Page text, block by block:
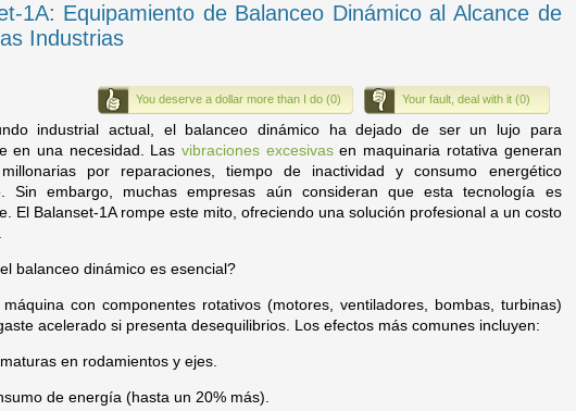
1A: Equipamiento de Balanceo Dinámico al Alcance de
Industrias
You deserve a dollar more than I do (0) Your fault, deal with it (0)
industrial actual, el balanceo dinámico ha dejado de ser un lujo para
en una necesidad. Las vibraciones excesivasen maquinaria rotativa generan
por reparaciones, tiempo de inactividad y consumo energético
Sin embargo, muchas empresas aún consideran que esta tecnología es
El Balanset-1A rompe este mito, ofreciendo una solución profesional a un costo
balanceo dinámico es esencial?
máquina con componentes rotativos (motores, ventiladores, bombas, turbinas)
acelerado si presenta desequilibrios. Los efectos más comunes incluyen:
en rodamientos y ejes.
de energía (hasta un 20% más).